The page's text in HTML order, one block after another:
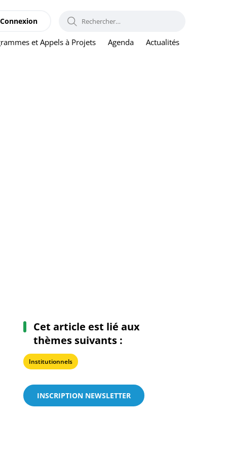
et Appels à Projets Agenda Actualités
Connexion RECHERCHER :
Cet article est lié aux
thèmes suivants :
Institutionnels
INSCRIPTION NEWSLETTER